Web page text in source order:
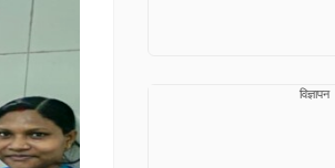
विज्ञापन